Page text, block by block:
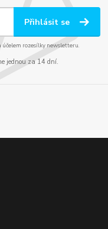
Přihlásit se
účelem rozesílky newsletteru.
jednou za 14 dní.